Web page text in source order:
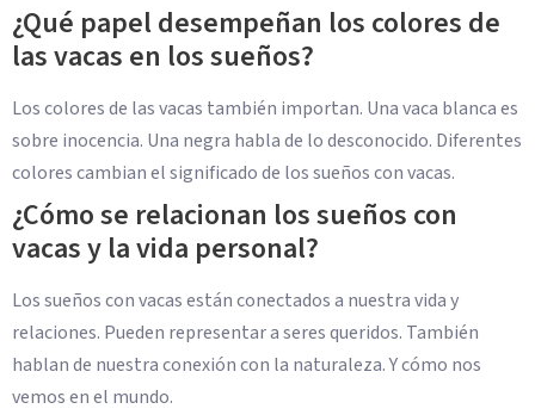
¿Qué papel desempeñan los colores de
las vacas en los sueños?
Los colores de las vacas también importan. Una vaca blanca es
sobre inocencia. Una negra habla de lo desconocido. Diferentes
colores cambian el significado de los sueños con vacas.
¿Cómo se relacionan los sueños con
vacas y la vida personal?
Los sueños con vacas están conectados a nuestra vida y
relaciones. Pueden representar a seres queridos. También
hablan de nuestra conexión con la naturaleza. Y cómo nos
vemos en el mundo.